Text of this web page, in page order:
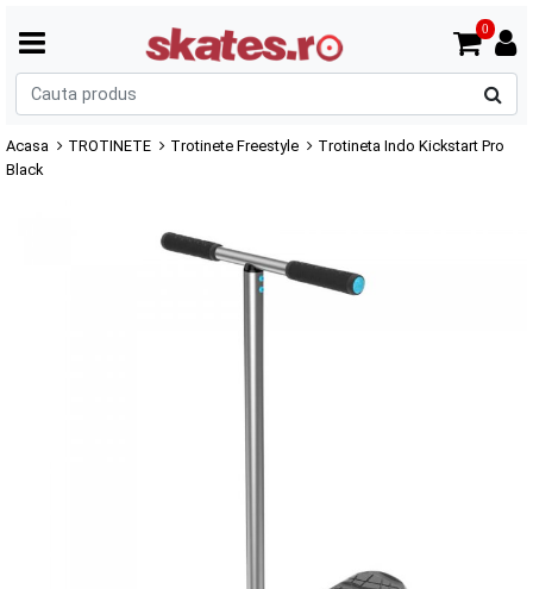
0
Acasa TROTINETE Trotinete Freestyle
Trotineta Indo Kickstart Pro
Black